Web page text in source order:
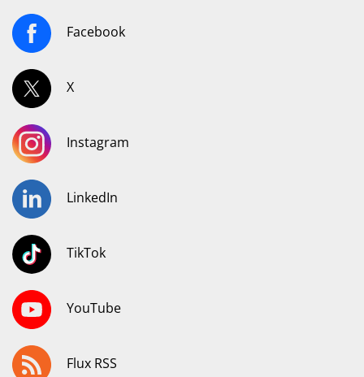
Facebook
X
Instagram
LinkedIn
TikTok
YouTube
Flux RSS